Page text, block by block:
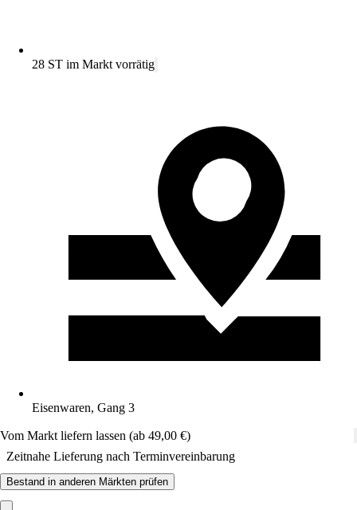
28 ST im Markt vorrätig
Eisenwaren, Gang 3
Vom Markt liefern lassen (ab 49,00 €)
Zeitnahe Lieferung nach Terminvereinbarung
Bestand in anderen Märkten prüfen